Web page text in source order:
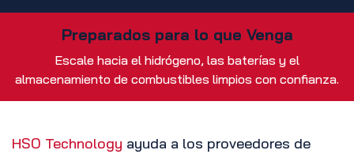
Preparados para lo que Venga
Escale hacia el hidrógeno, las baterías y el
almacenamiento de combustibles limpios con confianza.
HSO Technology ayuda a los proveedores de